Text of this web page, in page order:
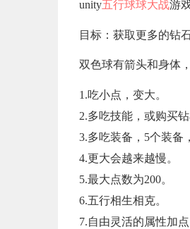
unity五行球球大战游
目标：获取更多的钻
双色球有箭头和身体
1.吃小点，变大。
2.多吃技能，或购买
3.多吃装备，5个装备
4.更大会越来越慢。
5.最大点数为200。
6.五行相生相克。
7.自由灵活的属性加点